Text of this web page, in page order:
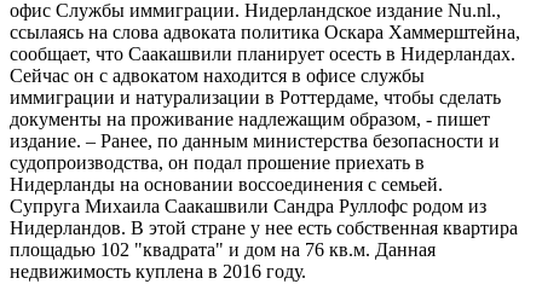
офис Службы иммиграции. Нидерландское издание Nu.nl.,
ссылаясь на слова адвоката политика Оскара Хаммерштейна,
сообщает, что Саакашвили планирует осесть в Нидерландах.
Сейчас он с адвокатом находится в офисе службы
иммиграции и натурализации в Роттердаме, чтобы сделать
документы на проживание надлежащим образом, - пишет
издание. – Ранее, по данным министерства безопасности и
судопроизводства, он подал прошение приехать в
Нидерланды на основании воссоединения с семьей.
Супруга Михаила Саакашвили Сандра Руллофс родом из
Нидерландов. В этой стране у нее есть собственная квартира
площадью 102 "квадрата" и дом на 76 кв.м. Данная
недвижимость куплена в 2016 году.